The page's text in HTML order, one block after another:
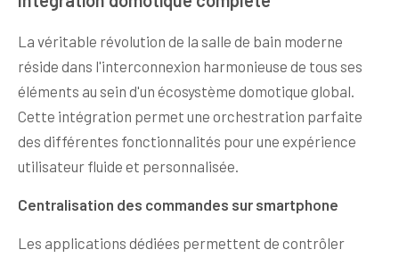
La véritable révolution de la salle de bain moderne
réside dans l'interconnexion harmonieuse de tous ses
éléments au sein d'un écosystème domotique global.
Cette intégration permet une orchestration parfaite
des différentes fonctionnalités pour une expérience
utilisateur fluide et personnalisée.
Centralisation des commandes sur smartphone
Les applications dédiées permettent de contrôler